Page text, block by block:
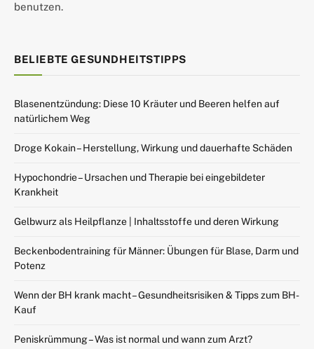
benutzen.
BELIEBTE GESUNDHEITSTIPPS
Blasenentzündung: Diese 10 Kräuter und Beeren helfen auf
natürlichem Weg
Droge Kokain – Herstellung, Wirkung und dauerhafte Schäden
Hypochondrie – Ursachen und Therapie bei eingebildeter
Krankheit
Gelbwurz als Heilpflanze | Inhaltsstoffe und deren Wirkung
Beckenbodentraining für Männer: Übungen für Blase, Darm und
Potenz
Wenn der BH krank macht – Gesundheitsrisiken & Tipps zum BH-
Kauf
Peniskrümmung – Was ist normal und wann zum Arzt?